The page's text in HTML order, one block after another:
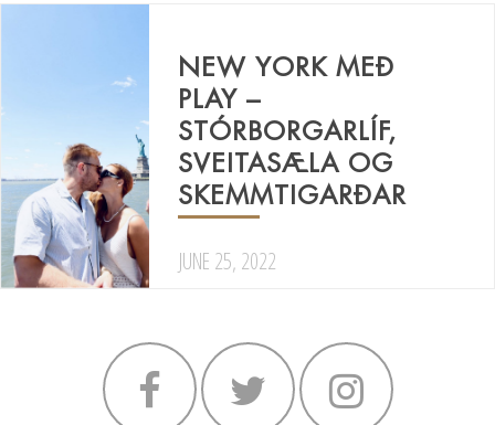
NEW YORK MEÐ
PLAY –
STÓRBORGARLÍF,
SVEITASÆLA OG
SKEMMTIGARÐAR
JUNE 25, 2022